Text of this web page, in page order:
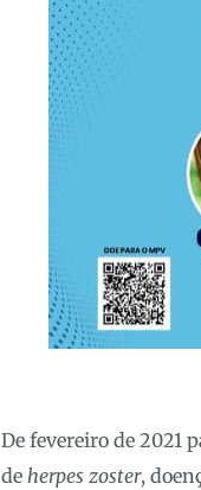
De fevereiro de 2021
de herpes zoster,